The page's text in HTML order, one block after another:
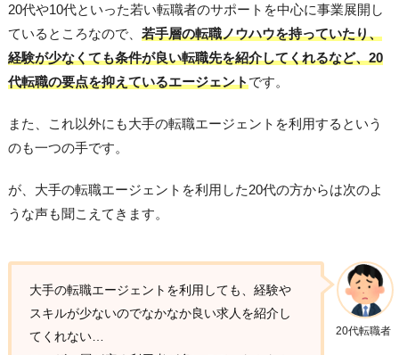
20代や10代といった若い転職者のサポートを中心に事業展開し
ているところなので、 若手層の転職ノウハウを持っていたり、
経験が少なくても条件が良い転職先を紹介してくれるなど、20
代転職の要点を抑えているエージェントです。
また、これ以外にも大手の転職エージェントを利用するという
のも一つの手です。
が、大手の転職エージェントを利用した20代の方からは次のよ
うな声も聞こえてきます。
20代転職者
大手の転職エージェントを利用しても、経験や
スキルが少ないのでなかなか良い求人を紹介し
てくれない…